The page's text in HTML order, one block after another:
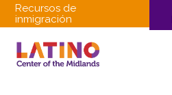
Recursos de
inmigración
QUIÉNES SOMOS
EVENTOS